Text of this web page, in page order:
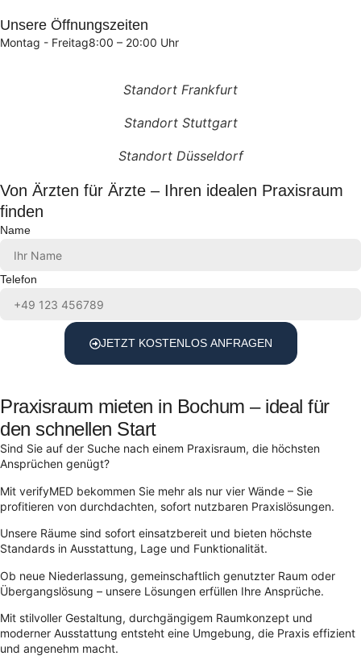
Unsere Öffnungszeiten
Montag - Freitag8:00 – 20:00 Uhr
Standort Frankfurt
Standort Stuttgart
Standort Düsseldorf
Von Ärzten für Ärzte – Ihren idealen Praxisraum
finden
Name
Telefon
JETZT KOSTENLOS ANFRAGEN
Praxisraum mieten in Bochum – ideal für
den schnellen Start
Sind Sie auf der Suche nach einem Praxisraum, die höchsten
Ansprüchen genügt?
Mit verifyMED bekommen Sie mehr als nur vier Wände – Sie
profitieren von durchdachten, sofort nutzbaren Praxislösungen.
Unsere Räume sind sofort einsatzbereit und bieten höchste
Standards in Ausstattung, Lage und Funktionalität.
Ob neue Niederlassung, gemeinschaftlich genutzter Raum oder
Übergangslösung – unsere Lösungen erfüllen Ihre Ansprüche.
Mit stilvoller Gestaltung, durchgängigem Raumkonzept und
moderner Ausstattung entsteht eine Umgebung, die Praxis effizient
und angenehm macht.